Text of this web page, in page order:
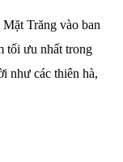
Trăng vào ban
tối ưu nhất trong
như các thiên hà,